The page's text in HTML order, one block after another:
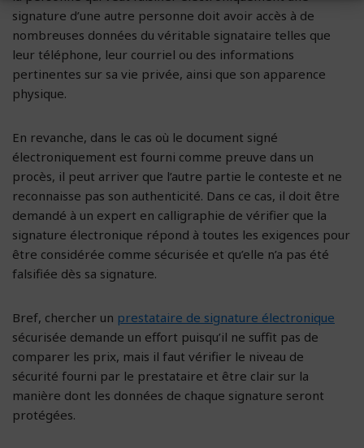
signature d’une autre personne doit avoir accès à de
nombreuses données du véritable signataire telles que
leur téléphone, leur courriel ou des informations
pertinentes sur sa vie privée, ainsi que son apparence
physique.
En revanche, dans le cas où le document signé
électroniquement est fourni comme preuve dans un
procès, il peut arriver que l’autre partie le conteste et ne
reconnaisse pas son authenticité. Dans ce cas, il doit être
demandé à un expert en calligraphie de vérifier que la
signature électronique répond à toutes les exigences pour
être considérée comme sécurisée et qu’elle n’a pas été
falsifiée dès sa signature.
Bref, chercher un prestataire de signature électronique
sécurisée demande un effort puisqu’il ne suffit pas de
comparer les prix, mais il faut vérifier le niveau de
sécurité fourni par le prestataire et être clair sur la
manière dont les données de chaque signature seront
protégées.